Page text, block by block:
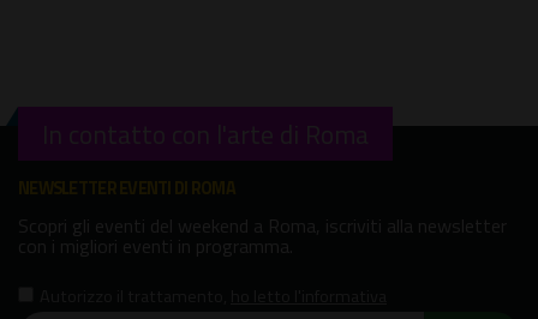
In contatto con l'arte di Roma